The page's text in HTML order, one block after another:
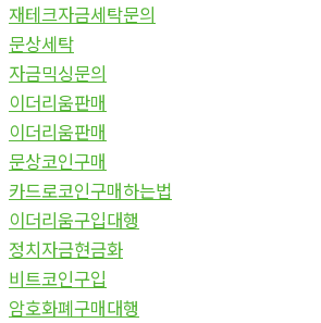
재테크자금세탁문의
문상세탁
자금믹싱문의
이더리움판매
이더리움판매
문상코인구매
카드로코인구매하는법
이더리움구입대행
정치자금현금화
비트코인구입
암호화폐구매대행